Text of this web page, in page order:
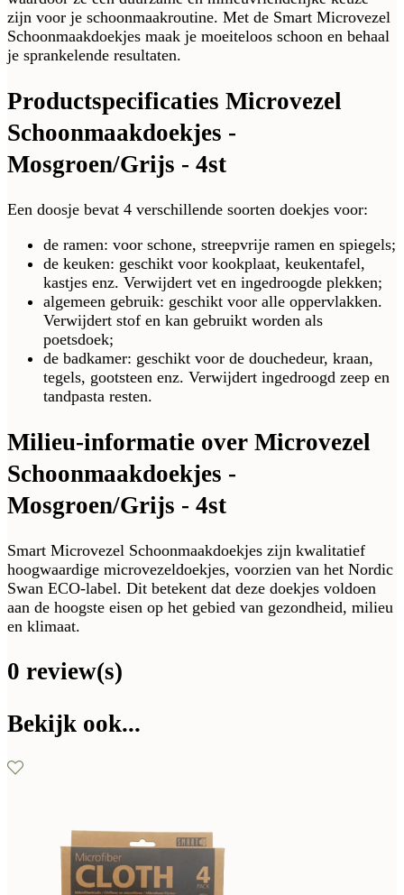
zijn voor je schoonmaakroutine. Met de Smart Microvezel
Schoonmaakdoekjes maak je moeiteloos schoon en behaal
je sprankelende resultaten.
Productspecificaties Microvezel
Schoonmaakdoekjes -
Mosgroen/Grijs - 4st
Een doosje bevat 4 verschillende soorten doekjes voor:
de ramen: voor schone, streepvrije ramen en spiegels;
de keuken: geschikt voor kookplaat, keukentafel,
kastjes enz. Verwijdert vet en ingedroogde plekken;
algemeen gebruik: geschikt voor alle oppervlakken.
Verwijdert stof en kan gebruikt worden als
poetsdoek;
de badkamer: geschikt voor de douchedeur, kraan,
tegels, gootsteen enz. Verwijdert ingedroogd zeep en
tandpasta resten.
Milieu-informatie over Microvezel
Schoonmaakdoekjes -
Mosgroen/Grijs - 4st
Smart Microvezel Schoonmaakdoekjes zijn kwalitatief
hoogwaardige microvezeldoekjes, voorzien van het Nordic
Swan ECO-label. Dit betekent dat deze doekjes voldoen
aan de hoogste eisen op het gebied van gezondheid, milieu
en klimaat.
0 review(s)
Bekijk ook...